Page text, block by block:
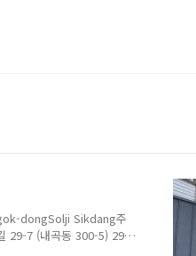
dongSolji Sikdang주
29-7 (내곡동 300-5) 29-
do 전